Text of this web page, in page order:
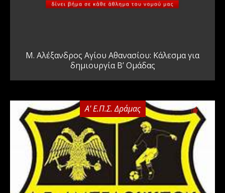
Μ. Αλέξανδρος Αγίου Αθανασίου: Κάλεσμα για
δημιουργία Β’ Ομάδας
Α' Ε.Π.Σ. Δράμας 0